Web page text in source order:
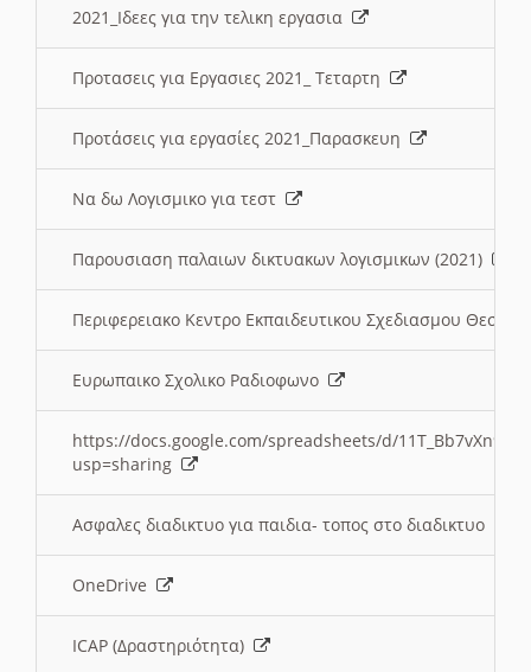
2021_Ιδεες για την τελικη εργασια
Προτασεις για Εργασιες 2021_ Τεταρτη
Προτάσεις για εργασίες 2021_Παρασκευη
Να δω Λογισμικο για τεστ
Παρουσιαση παλαιων δικτυακων λογισμικων (2021)
Περιφερειακο Κεντρο Εκπαιδευτικου Σχεδιασμου
Ευρωπαικο Σχολικο Ραδιοφωνο
https://docs.google.com/spreadsheets/d/
usp=sharing
Ασφαλες διαδικτυο για παιδια- τοπος στο διαδικτυο
OneDrive
ICAP (Δραστηριότητα)